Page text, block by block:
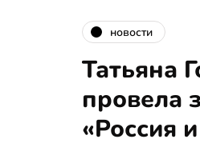
новости
Татьяна
провела
«Россия